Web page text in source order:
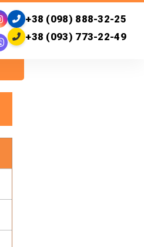
+38 (098) 888-32-25
+38 (093) 773-22-49